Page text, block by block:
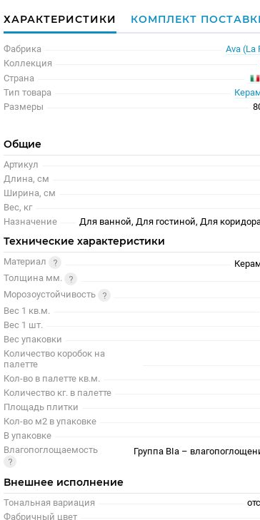
ХАРАКТЕРИСТИКИ КОМПЛЕКТ
Фабрика
Ava (La
Коллекция
Страна
Тип товара
Размеры
Общие
Артикул
Длина, см
Ширина, см
Вес, кг
Назначение
Для ванной, Для гостиной, Для
Технические характеристики
Материал
Толщина мм.
Морозоустойчивость
Вес 1 кв.м.
Вес 1 шт.
Вес упаковки
Количество коробок на
палетте
Кол-во в палетте кв.м.
Количество кг. в палетте
Площадь плитки
Кол-во м2 в упаковке
В упаковке
Влагопоглощаемость
Группа BIa –
Внешнее исполнение
Тональная вариация
Фабричный цвет